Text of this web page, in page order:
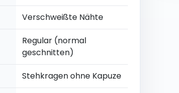
Verschweißte Nähte
Regular (normal
geschnitten)
Stehkragen ohne Kapuze